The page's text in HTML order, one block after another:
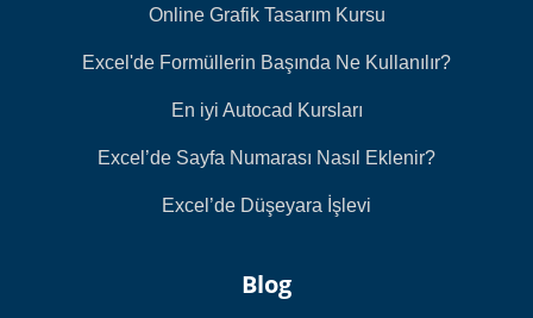
Online Grafik Tasarım Kursu
Excel'de Formüllerin Başında Ne Kullanılır?
En iyi Autocad Kursları
Excel’de Sayfa Numarası Nasıl Eklenir?
Excel’de Düşeyara İşlevi
Blog